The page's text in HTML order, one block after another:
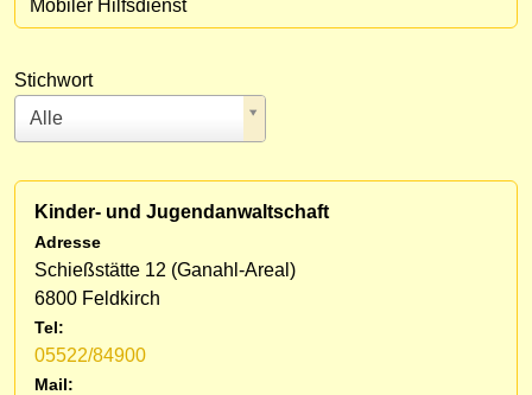
Stichwort
Alle
Kinder- und Jugendanwaltschaft
Adresse
Schießstätte 12 (Ganahl-Areal)
6800 Feldkirch
Tel:
05522/84900
Mail: